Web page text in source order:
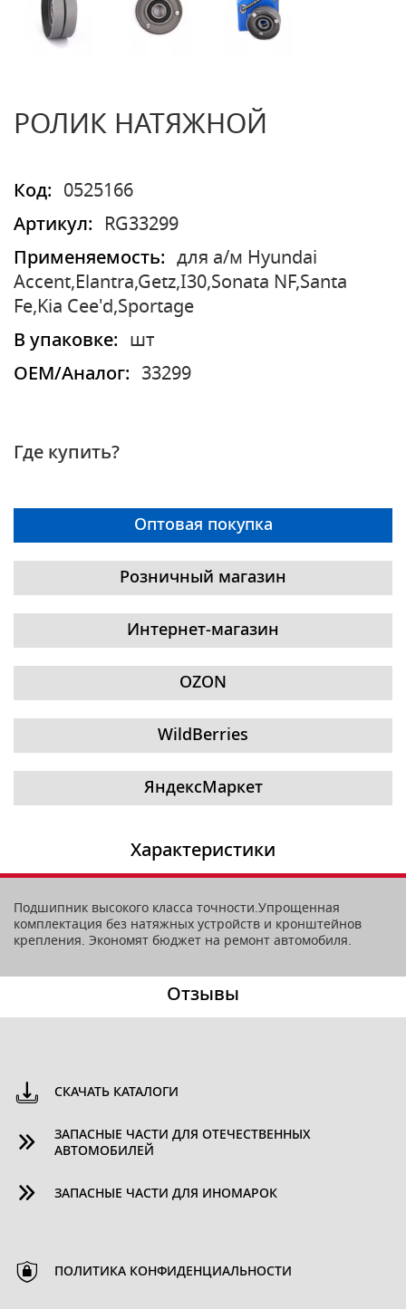
РОЛИК НАТЯЖНОЙ
Код:
0525166
Артикул:
RG33299
Применяемость:
для а/м Hyundai
Accent,Elantra,Getz,I30,Sonata NF,Santa
Fe,Kia Cee'd,Sportage
В упаковке:
шт
OEM/Аналог:
33299
Где купить?
Оптовая покупка
Розничный магазин
Интернет-магазин
OZON
WildBerries
ЯндексМаркет
Характеристики
Подшипник высокого класса точности.Упрощенная
комплектация без натяжных устройств и кронштейнов
крепления. Экономят бюджет на ремонт автомобиля.
Отзывы
СКАЧАТЬ КАТАЛОГИ
ЗАПАСНЫЕ ЧАСТИ ДЛЯ ОТЕЧЕСТВЕННЫХ
АВТОМОБИЛЕЙ
ЗАПАСНЫЕ ЧАСТИ ДЛЯ ИНОМАРОК
ПОЛИТИКА КОНФИДЕНЦИАЛЬНОСТИ